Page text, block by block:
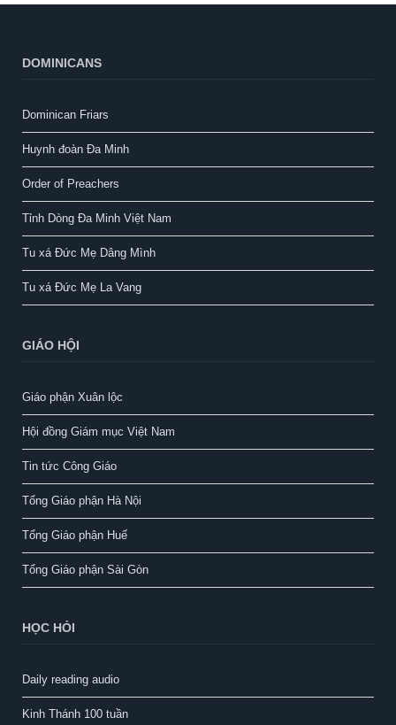
DOMINICANS
Dominican Friars
Huynh đoàn Đa Minh
Order of Preachers
Tỉnh Dòng Đa Minh Việt Nam
Tu xá Đức Mẹ Dâng Mình
Tu xá Đức Mẹ La Vang
GIÁO HỘI
Giáo phận Xuân lộc
Hội đồng Giám mục Việt Nam
Tin tức Công Giáo
Tổng Giáo phận Hà Nội
Tổng Giáo phận Huế
Tổng Giáo phận Sài Gòn
HỌC HỎI
Daily reading audio
Kinh Thánh 100 tuần